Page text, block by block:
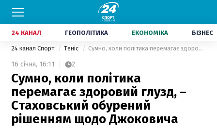
24 КАНАЛ ГЕОПОЛІТИКА ЕКОНОМІКА БІЗНЕС
24 канал Спорт Теніс Сумно, коли політика перемагає здоровий глузд, – Стаховський обурений рішенням щодо Джоковича
16 січня, 16:11 2
Сумно, коли політика
перемагає здоровий глузд, –
Стаховський обурений
рішенням щодо Джоковича